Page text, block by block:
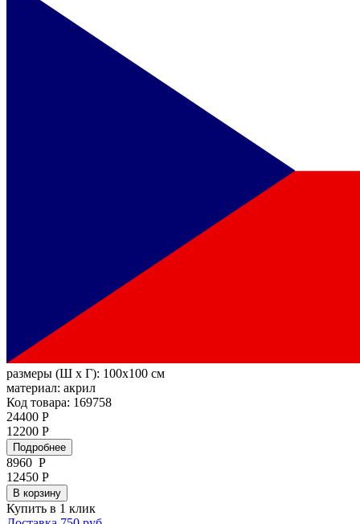
размеры (Ш х Г): 100x100 см
материал: акрил
Код товара: 169758
24400 Р
12200 Р
Подробнее
8960 Р
12450 Р
В корзину
Купить в 1 клик